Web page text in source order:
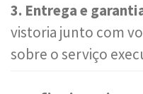
3. Entrega e
vistoria junto com
sobre o serviço